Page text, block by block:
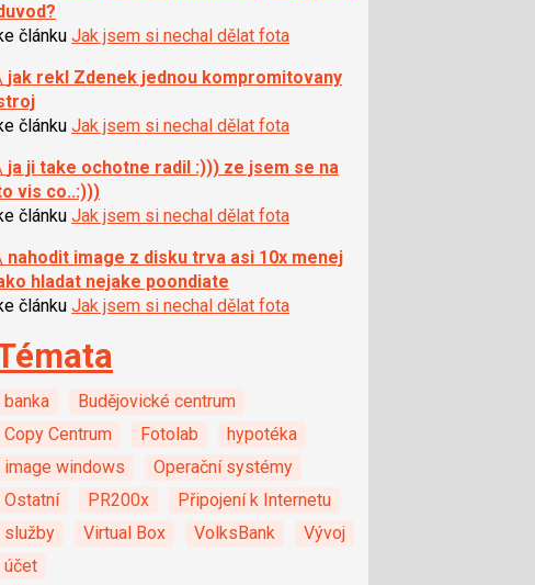
článku Jak jsem si nechal dělat fota
jak rekl Zdenek jednou kompromitovany
článku Jak jsem si nechal dělat fota
ja ji take ochotne radil :))) ze jsem se na
vis co..:)))
článku Jak jsem si nechal dělat fota
nahodit image z disku trva asi 10x menej
hladat nejake poondiate
článku Jak jsem si nechal dělat fota
banka
Budějovické centrum
Copy Centrum
Fotolab
hypotéka
image windows
Operační systémy
Ostatní
PR200x
Připojení k Internetu
služby
Virtual Box VolksBank
Vývoj
účet